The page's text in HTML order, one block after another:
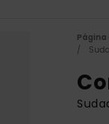
Página